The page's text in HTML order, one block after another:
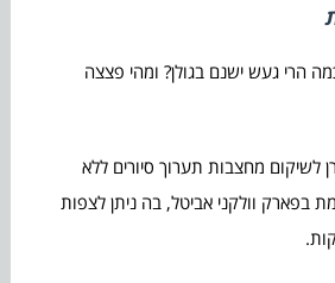
הרי געש ישנם בגולן? ומהי פצצה
לשיקום מחצבות תערוך סיורים ללא
וולקני אביטל, בה ניתן לצפות